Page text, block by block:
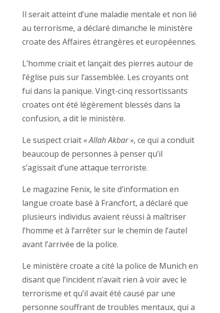
Il serait atteint d’une maladie mentale et non lié
au terrorisme, a déclaré dimanche le ministère
croate des Affaires étrangères et européennes.
L’homme criait et lançait des pierres autour de
l’église puis sur l’assemblée. Les croyants ont
fui dans la panique. Vingt-cinq ressortissants
croates ont été légèrement blessés dans la
confusion, a dit le ministère.
Le suspect criait« Allah Akbar », ce qui a conduit
beaucoup de personnes à penser qu’il
s’agissait d’une attaque terroriste.
Le magazine Fenix, le site d’information en
langue croate basé à Francfort, a déclaré que
plusieurs individus avaient réussi à maîtriser
l’homme et à l’arrêter sur le chemin de l’autel
avant l’arrivée de la police.
Le ministère croate a cité la police de Munich en
disant que l’incident n’avait rien à voir avec le
terrorisme et qu’il avait été causé par une
personne souffrant de troubles mentaux, qui a